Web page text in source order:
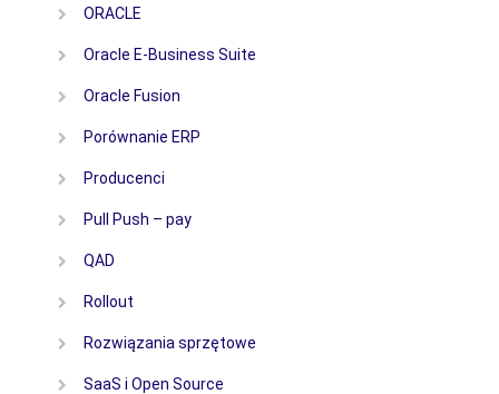
ORACLE
Oracle E-Business Suite
Oracle Fusion
Porównanie ERP
Producenci
Pull Push – pay
QAD
Rollout
Rozwiązania sprzętowe
SaaS i Open Source